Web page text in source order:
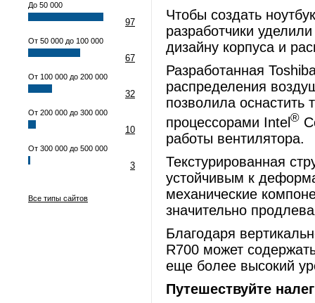
До 50 000
97
От 50 000 до 100 000
67
От 100 000 до 200 000
32
От 200 000 до 300 000
10
От 300 000 до 500 000
3
Все типы сайтов
Чтобы создать
разработчики
дизайну корпуса и
Разработанная
распределения
позволила оснастить
процессорами Intel ®
работы вентилятора.
Текстурированная
устойчивым к
механические
значительно
Благодаря
R700 может
еще более высокий
Путешествуйте